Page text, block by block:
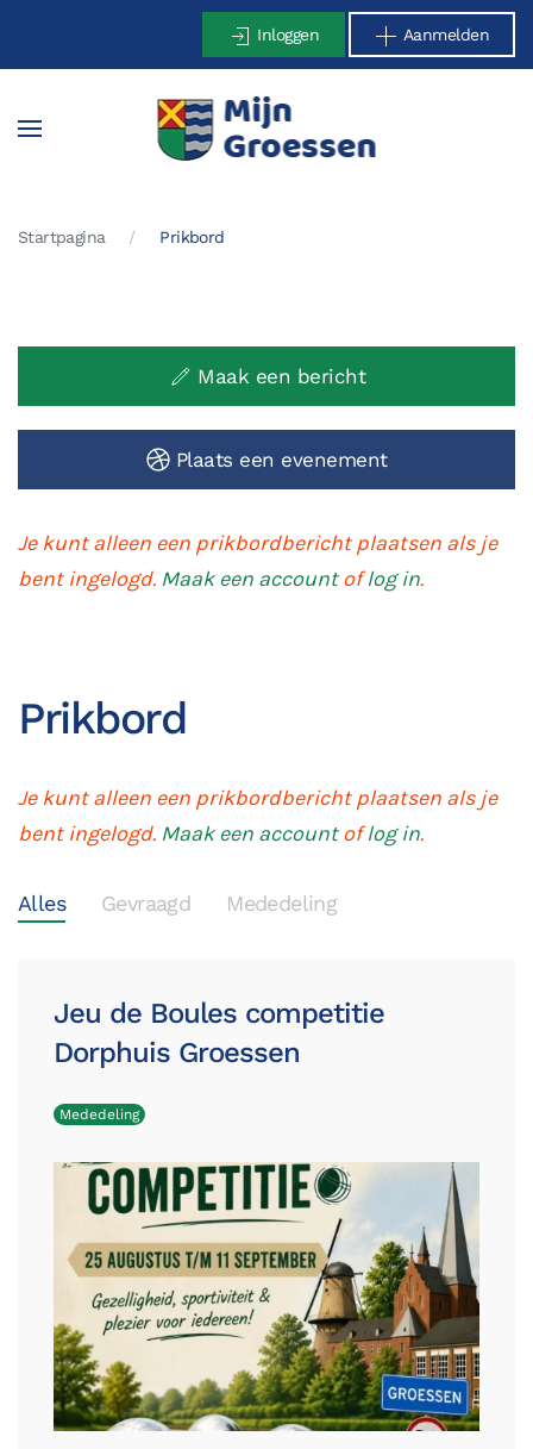
Terug naar hoofdinhoud
Inloggen Aanmelden
Startpagina Prikbord
Maak een bericht
Plaats een evenement
Je kunt alleen een prikbordbericht plaatsen als je
bent ingelogd. Maak een accountoflog in.
Prikbord
Je kunt alleen een prikbordbericht plaatsen als je
bent ingelogd. Maak een accountoflog in.
Alles Gevraagd Mededeling
Jeu de Boules competitie
Dorphuis Groessen
Mededeling